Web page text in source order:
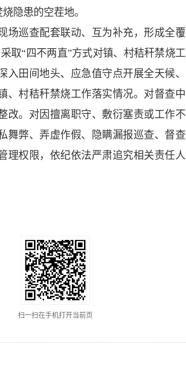
隐患的空茬地。
场巡查配套联动、互为补充，形成全覆
取“四不两直”方式对镇、村秸秆禁烧工
田间地头、应急值守点开展全天候、
、村秸秆禁烧工作落实情况。对督查中
改。对因擅离职守、敷衍塞责或工作不
舞弊、弄虚作假、隐瞒漏报巡查、督查
理权限，依纪依法严肃追究相关责任人
扫一扫在手机打开当前页